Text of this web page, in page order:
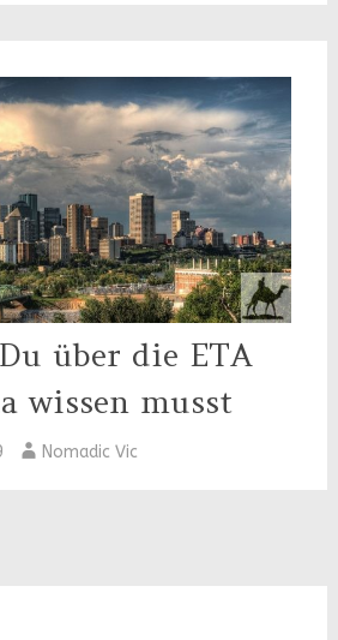
über die ETA
wissen musst
Nomadic Vic